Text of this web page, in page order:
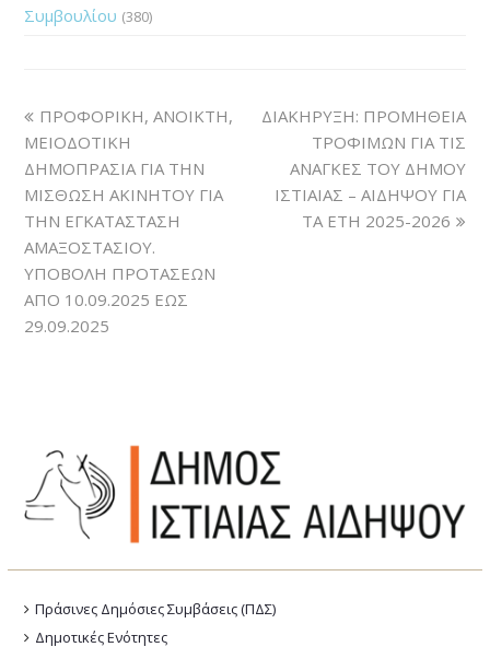
Συμβουλίου (380)
ΠΡΟΦΟΡΙΚΗ, ΑΝΟΙΚΤΗ,
ΜΕΙΟΔΟΤΙΚΗ
ΔΗΜΟΠΡΑΣΙΑ ΓΙΑ ΤΗΝ
ΜΙΣΘΩΣΗ ΑΚΙΝΗΤΟΥ ΓΙΑ
ΤΗΝ ΕΓΚΑΤΑΣΤΑΣΗ
ΑΜΑΞΟΣΤΑΣΙΟΥ.
ΥΠΟΒΟΛΗ ΠΡΟΤΑΣΕΩΝ
ΑΠΟ 10.09.2025 ΕΩΣ
29.09.2025
ΔΙΑΚΗΡΥΞΗ: ΠΡΟΜΗΘΕΙΑ
ΤΡΟΦΙΜΩΝ ΓΙΑ ΤΙΣ
ΑΝΑΓΚΕΣ ΤΟΥ ΔΗΜΟΥ
ΙΣΤΙΑΙΑΣ – ΑΙΔΗΨΟΥ ΓΙΑ
ΤΑ ΕΤΗ 2025-2026
Πράσινες Δημόσιες Συμβάσεις (ΠΔΣ)
Δημοτικές Ενότητες